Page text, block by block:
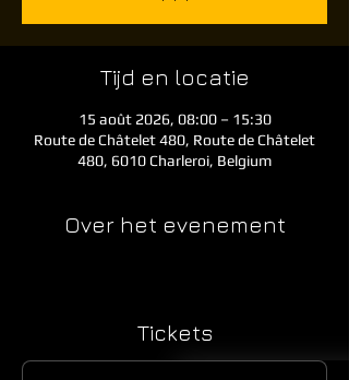
Tijd en locatie
15 août 2026, 08:00 – 15:30
Route de Châtelet 480, Route de Châtelet
480, 6010 Charleroi, Belgium
Over het evenement
Tickets